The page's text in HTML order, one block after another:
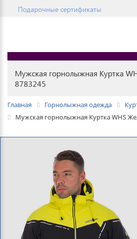
Подарочные сертификаты
Мужская горнолыжная Куртка
8783245
Главная Горнолыжная одежда
Мужская горнолыжная Куртка WHS